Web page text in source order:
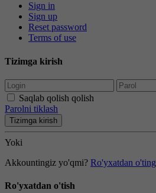
Sign in
Sign up
Reset password
Terms of use
Tizimga kirish
Saqlab qolish qolish
Parolni tiklash
Tizimga kirish
Yoki
Akkountingiz yo'qmi? Ro'yxatdan o'ting
Ro'yxatdan o'tish